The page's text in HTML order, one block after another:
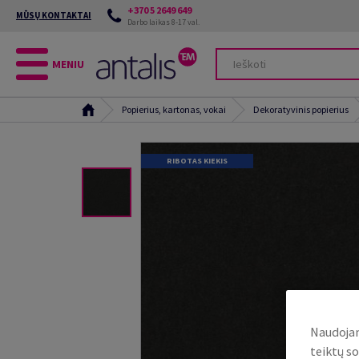
MŪSŲ KONTAKTAI +370 5 2649 649
Darbo laikas 8-17 val.
MENIU
Popierius, kartonas, vokai Dekoratyvinis popierius
RIBOTAS KIEKIS
teiktų